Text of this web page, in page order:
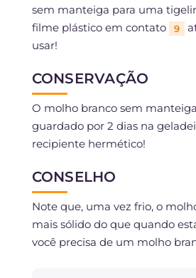
sem manteiga para uma
filme plástico em contato
9
usar!
CONSERVAÇÃO
O molho branco sem
guardado por 2 dias na
recipiente hermético!
Pode ser congelado por cerca
CONSELHO
Note que, uma vez frio, o
mais sólido do que quando
você precisa de um molho